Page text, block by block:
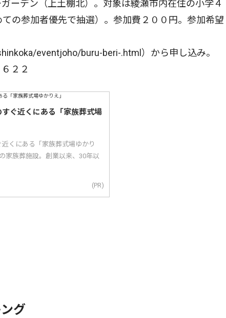
ーデン（上土棚北）。対象は綾瀬市内在住の小学４
の参加者優先で抽選）。参加費２００円。参加希望
eventjoho/buru-beri-.html）から申し込み。
２２
ぐ近くにある「家族葬式場
くにある「家族葬式場ゆかり
家族葬施設。創業以来、30年以
(PR)
グ